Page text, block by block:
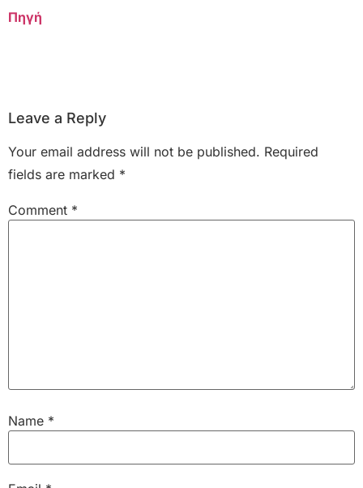
Πηγή
Leave a Reply
Your email address will not be published. Required
fields are marked *
Comment *
Name *